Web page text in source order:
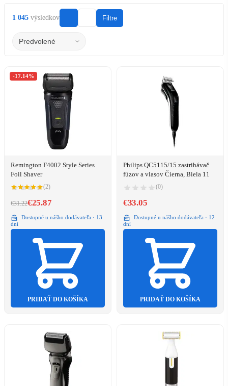
1 045 výsledkov Filtre
-17.14%
Remington F4002 Style Series
Foil Shaver
(2)
€31.22€25.87
Dostupné u nášho dodávateľa · 13
dní
PRIDAŤ DO KOŠÍKA
Philips QC5115/15 zastrihávač
fúzov a vlasov Čierna, Biela 11
(0)
€33.05
Dostupné u nášho dodávateľa · 12
dní
PRIDAŤ DO KOŠÍKA